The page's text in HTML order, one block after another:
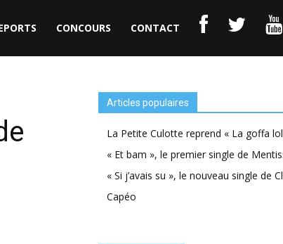
CONCOURS CONTACT
Articles populaires
La Petite Culotte reprend « La goffa
« Et bam », le premier single de
« Si j’avais su », le nouveau single de
Capéo